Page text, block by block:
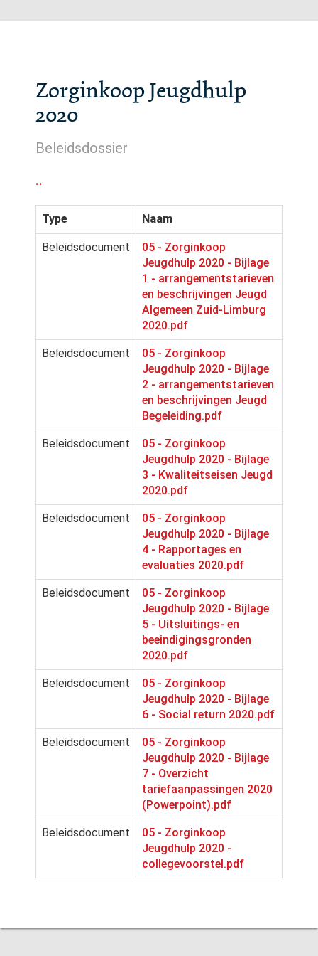
Zorginkoop Jeugdhulp
2020
Beleidsdossier
..
Type Naam
Beleidsdocument
05 - Zorginkoop
Jeugdhulp 2020 - Bijlage
1 - arrangementstarieven
en beschrijvingen Jeugd
Algemeen Zuid-Limburg
2020.pdf
Beleidsdocument
05 - Zorginkoop
Jeugdhulp 2020 - Bijlage
2 - arrangementstarieven
en beschrijvingen Jeugd
Begeleiding.pdf
Beleidsdocument
05 - Zorginkoop
Jeugdhulp 2020 - Bijlage
3 - Kwaliteitseisen Jeugd
2020.pdf
Beleidsdocument
05 - Zorginkoop
Jeugdhulp 2020 - Bijlage
4 - Rapportages en
evaluaties 2020.pdf
Beleidsdocument
05 - Zorginkoop
Jeugdhulp 2020 - Bijlage
5 - Uitsluitings- en
beeindigingsgronden
2020.pdf
Beleidsdocument
05 - Zorginkoop
Jeugdhulp 2020 - Bijlage
6 - Social return 2020.pdf
Beleidsdocument
05 - Zorginkoop
Jeugdhulp 2020 - Bijlage
7 - Overzicht
tariefaanpassingen 2020
(Powerpoint).pdf
Beleidsdocument
05 - Zorginkoop
Jeugdhulp 2020 -
collegevoorstel.pdf